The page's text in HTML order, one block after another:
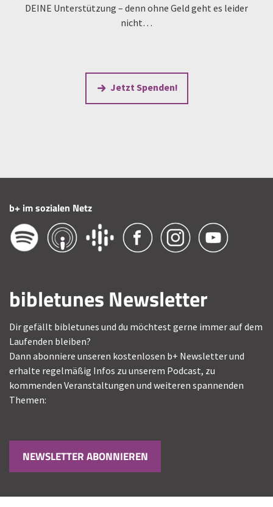
DEINE Unterstützung – denn ohne Geld geht es leider
nicht…
Jetzt Spenden!
b+ im sozialen Netz
bibletunes Newsletter
Dir gefällt bibletunes und du möchtest gerne immer auf dem
Laufenden bleiben?
Dann abonniere unseren kostenlosen b+ Newsletter und
erhalte regelmäßig Infos zu unserem Podcast, zu
kommenden Veranstaltungen und weiteren spannenden
Themen:
NEWSLETTER ABONNIEREN